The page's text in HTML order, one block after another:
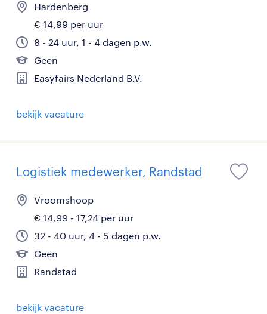
Hardenberg
€ 14,99 per uur
8 - 24 uur, 1 - 4 dagen p.w.
Geen
Easyfairs Nederland B.V.
bekijk vacature
Logistiek medewerker, Randstad
Vroomshoop
€ 14,99 - 17,24 per uur
32 - 40 uur, 4 - 5 dagen p.w.
Geen
Randstad
bekijk vacature